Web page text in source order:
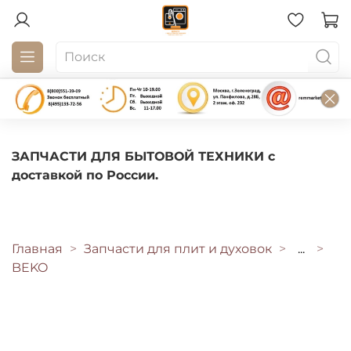
ЗАПЧАСТИ ДЛЯ БЫТОВОЙ ТЕХНИКИ с
доставкой по России.
Главная Запчасти для плит и духовок
...
BEKO